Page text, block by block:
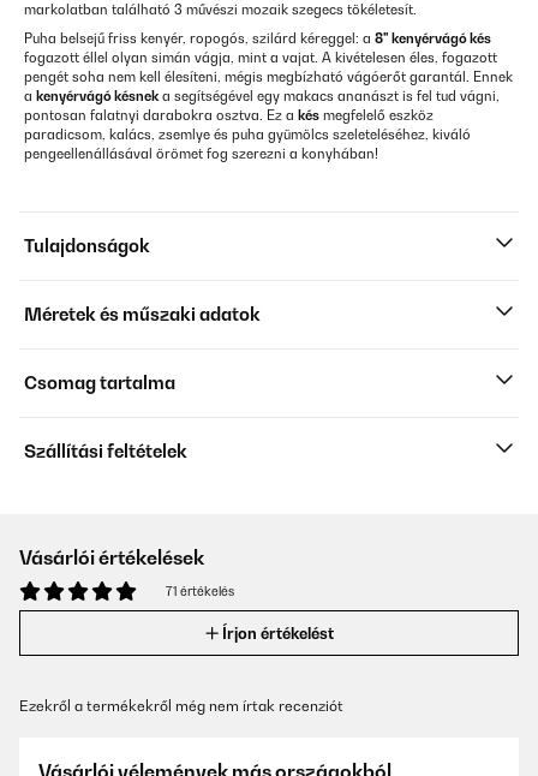
markolatban található 3 művészi mozaik szegecs tökéletesít.
Puha belsejű friss kenyér, ropogós, szilárd kéreggel: a 8" kenyérvágó kés
fogazott éllel olyan simán vágja, mint a vajat. A kivételesen éles, fogazott
pengét soha nem kell élesíteni, mégis megbízható vágóerőt garantál. Ennek
a kenyérvágó késneka segítségével egy makacs ananászt is fel tud vágni,
pontosan falatnyi darabokra osztva. Ez a kés megfelelő eszköz
paradicsom, kalács, zsemlye és puha gyümölcs szeleteléséhez, kiváló
pengeellenállásával örömet fog szerezni a konyhában!
Tulajdonságok
Méretek és műszaki adatok
Csomag tartalma
Szállítási feltételek
Vásárlói értékelések
71 értékelés
Írjon értékelést
Ezekről a termékekről még nem írtak recenziót
Vásárlói vélemények más országokból